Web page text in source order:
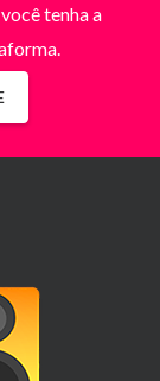
tenha a